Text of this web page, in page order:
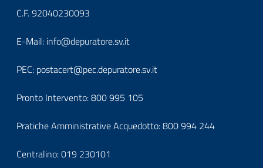
it-
block-
footerindirizzo
C.F. 92040230093
Block
it-
block-
footercontatti
E-Mail: info@depuratore.sv.it
PEC: postacert@pec.depuratore.sv.it
Pronto Intervento:800 995 105
Pratiche Amministrative Acquedotto:800 994 244
Centralino:019 230101